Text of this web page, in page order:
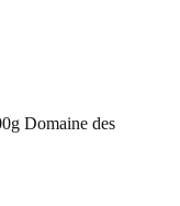
Domaine des